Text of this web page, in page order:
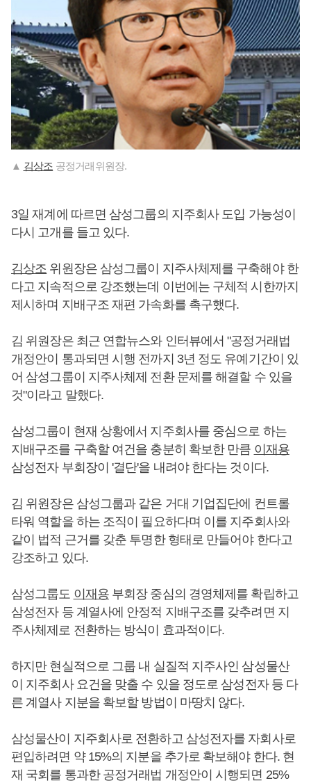
▲ 김상조 공정거래위원장.
3일 재계에 따르면 삼성그룹의 지주회사 도입 가능성이
다시 고개를 들고 있다.
김상조 위원장은 삼성그룹이 지주사체제를 구축해야 한
다고 지속적으로 강조했는데 이번에는 구체적 시한까지
제시하며 지배구조 재편 가속화를 촉구했다.
김 위원장은 최근 연합뉴스와 인터뷰에서 "공정거래법
개정안이 통과되면 시행 전까지 3년 정도 유예기간이 있
어 삼성그룹이 지주사체제 전환 문제를 해결할 수 있을
것"이라고 말했다.
삼성그룹이 현재 상황에서 지주회사를 중심으로 하는
지배구조를 구축할 여건을 충분히 확보한 만큼 이재용
삼성전자 부회장이 '결단'을 내려야 한다는 것이다.
김 위원장은 삼성그룹과 같은 거대 기업집단에 컨트롤
타워 역할을 하는 조직이 필요하다며 이를 지주회사와
같이 법적 근거를 갖춘 투명한 형태로 만들어야 한다고
강조하고 있다.
삼성그룹도 이재용부회장 중심의 경영체제를 확립하고
삼성전자 등 계열사에 안정적 지배구조를 갖추려면 지
주사체제로 전환하는 방식이 효과적이다.
하지만 현실적으로 그룹 내 실질적 지주사인 삼성물산
이 지주회사 요건을 맞출 수 있을 정도로 삼성전자 등 다
른 계열사 지분을 확보할 방법이 마땅치 않다.
삼성물산이 지주회사로 전환하고 삼성전자를 자회사로
편입하려면 약 15%의 지분을 추가로 확보해야 한다. 현
재 국회를 통과한 공정거래법 개정안이 시행되면 25%